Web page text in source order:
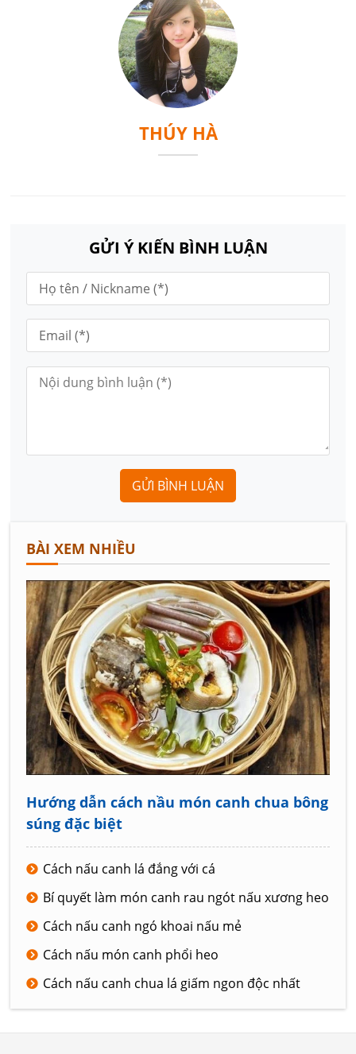
THÚY HÀ
GỬI Ý KIẾN BÌNH LUẬN
GỬI BÌNH LUẬN
BÀI XEM NHIỀU
Hướng dẫn cách nầu món canh chua bông
súng đặc biệt
Cách nấu canh lá đắng với cá
Bí quyết làm món canh rau ngót nấu xương heo
Cách nấu canh ngó khoai nấu mẻ
Cách nấu món canh phổi heo
Cách nấu canh chua lá giấm ngon độc nhất